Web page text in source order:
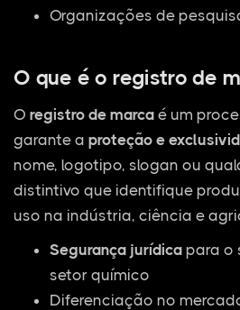
Organizações de
O que é o registro de
O registro de marca é um
garante a proteção e
nome, logotipo, slogan ou
distintivo que identifique
uso na indústria, ciência e
Segurança jurídica para o
setor químico
Diferenciação no